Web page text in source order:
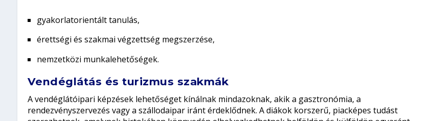
gyakorlatorientált tanulás,
érettségi és szakmai végzettség megszerzése,
nemzetközi munkalehetőségek.
Vendéglátás és turizmus szakmák
A vendéglátóipari képzések lehetőséget kínálnak mindazoknak, akik a gasztronómia, a
rendezvényszervezés vagy a szállodaipar iránt érdeklődnek. A diákok korszerű, piacképes tudást